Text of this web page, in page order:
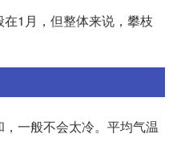
1月，但整体来说，攀枝
一般不会太冷。平均气温